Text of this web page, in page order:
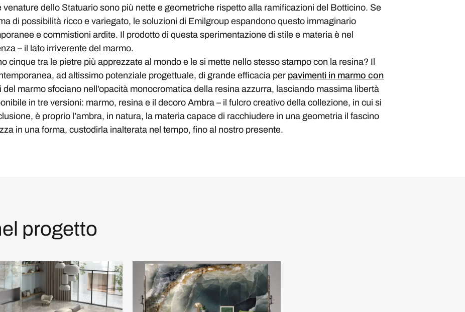
dello Statuario sono più nette e geometriche rispetto alla ramificazioni del Botticino. Se
di possibilità ricco e variegato, le soluzioni di Emilgroup espandono questo immaginario
e commistioni ardite. Il prodotto di questa sperimentazione di stile e materia è nel
– il lato irriverente del marmo.
cinque tra le pietre più apprezzate al mondo e le si mette nello stesso stampo con la resina? Il
ad altissimo potenziale progettuale, di grande efficacia per pavimenti in marmo con
marmo sfociano nell’opacità monocromatica della resina azzurra, lasciando massima libertà
in tre versioni: marmo, resina e il decoro Ambra – il fulcro creativo della collezione, in cui si
è proprio l’ambra, in natura, la materia capace di racchiudere in una geometria il fascino
in una forma, custodirla inalterata nel tempo, fino al nostro presente.
progetto